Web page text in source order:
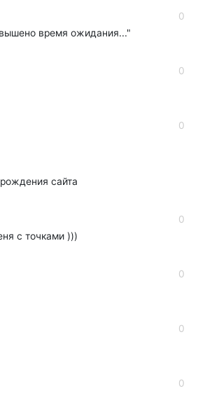
0
время ожидания..."
0
0
сайта
0
с точками )))
0
0
0